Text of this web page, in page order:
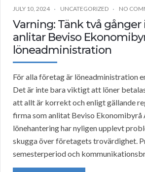
JULY 10, 2024 UNCATEGORIZED NO
Varning: Tänk två
anlitar Beviso
löneadministration
För alla företag är löneadministration
Det är inte bara viktigt att löner
att allt är korrekt och enligt gällande
firma som anlitat Beviso Ekonomibyrå
lönehantering har nyligen upplevt
skugga över företagets trovärdighet.
semesterperiod och